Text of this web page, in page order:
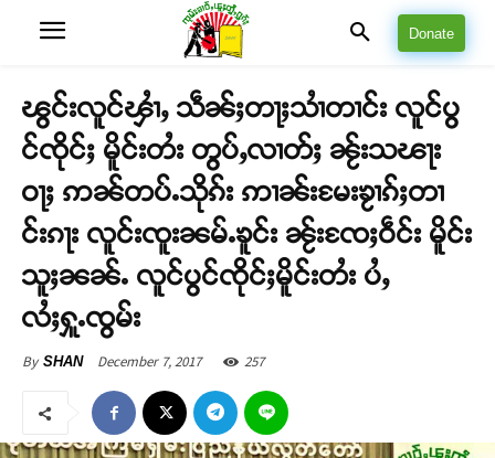
Donate
ၽွင်းလူင်ၾၢႆႇ သဵၼ်ႈတႃႈသၢႆတၢင်း လူင်ပွ
င်ၸိုင်ႈ မိူင်းတႆး တွပ်ႇလၢတ်ႈ ၼႂ်းသၽႃး
ဝႃႈ ဢၼ်တပ်ႉသိုၵ်း ဢၢၼ်းမႄးၶႂၢၵ်ႈတၢ
င်းၵႃး လူင်းၸူးၼမ်ႉၶူင်း ၼႂ်းၸႄႈဝဵင်း မိူင်း
သူႈၼၼ်ႉ လူင်ပွင်ၸိုင်ႈမိူင်းတႆး ပႆႇ
လႆႈႁူႉၸွမ်း
By SHAN December 7, 2017 257